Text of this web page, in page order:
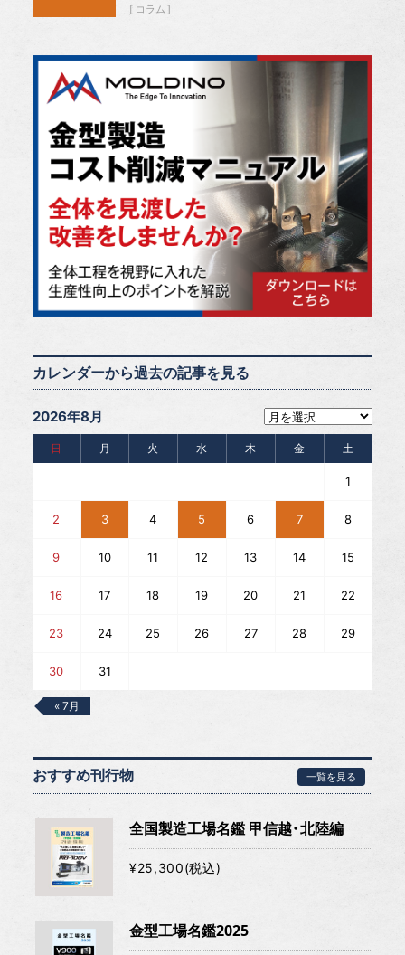
コラム
カレンダーから過去の記事を見る
2026年8月
日 月 火 水 木 金 土
1
2 3 4 5 6 7 8
9 10 11 12 13 14 15
16 17 18 19 20 21 22
23 24 25 26 27 28 29
30 31
« 7月
おすすめ刊行物 一覧を見る
全国製造工場名鑑 甲信越・北陸編
¥25,300(税込)
金型工場名鑑2025